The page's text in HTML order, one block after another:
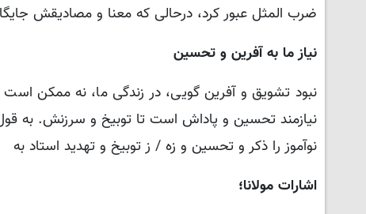
ضرب المثل عبور کرد، درحالی که معنا و مصادیقش
نیاز ما به آفرین و تحسین
نبود تشویق و آفرین گویی، در زندگی ما، نه ممکن
نیازمند تحسین و پاداش است تا توبیخ و سرزنش. به
نوآموز را ذکر و تحسین و زه / ز توبیخ و تهدید استاد به
اشارات مولانا؛